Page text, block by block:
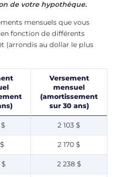
de votre hypothèque.
mensuels que vous
fonction de différents
(arrondis au dollar le plus
Versement
mensuel
(amortissement
sur 30 ans)
2 103 $
2 170 $
2 238 $